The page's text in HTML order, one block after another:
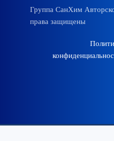
Группа СанХим
права защищены